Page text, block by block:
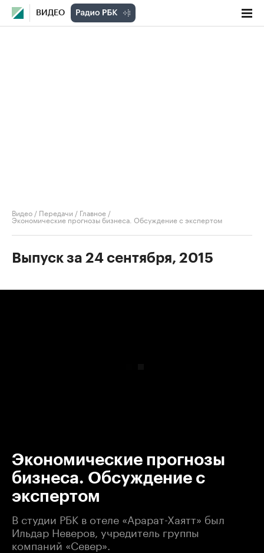
ВИДЕО
Видео / Передачи / Главное /
Экономические прогнозы бизнеса. Обсуждение с экспертом
Выпуск за 24 сентября, 2015
Экономические прогнозы
бизнеса. Обсуждение с
экспертом
В студии РБК в отеле «Арарат-Хаятт» был
Ильдар Неверов, учредитель группы
компаний «Север».